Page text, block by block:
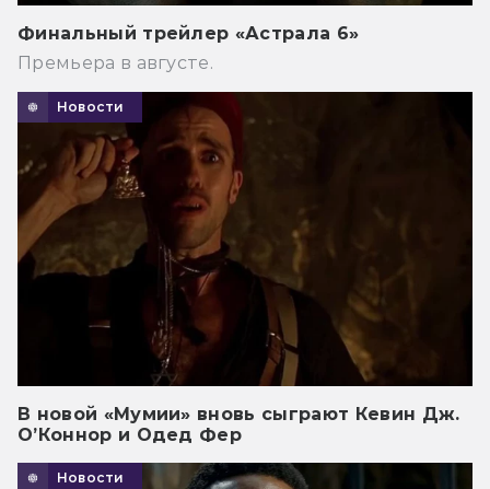
Финальный трейлер «Астрала 6»
Премьера в августе.
Новости
В новой «Мумии» вновь сыграют Кевин Дж.
О’Коннор и Одед Фер
Новости